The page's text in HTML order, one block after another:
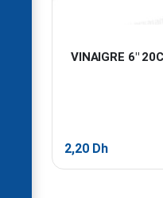
VINAIGRE 6″
2,20 Dh